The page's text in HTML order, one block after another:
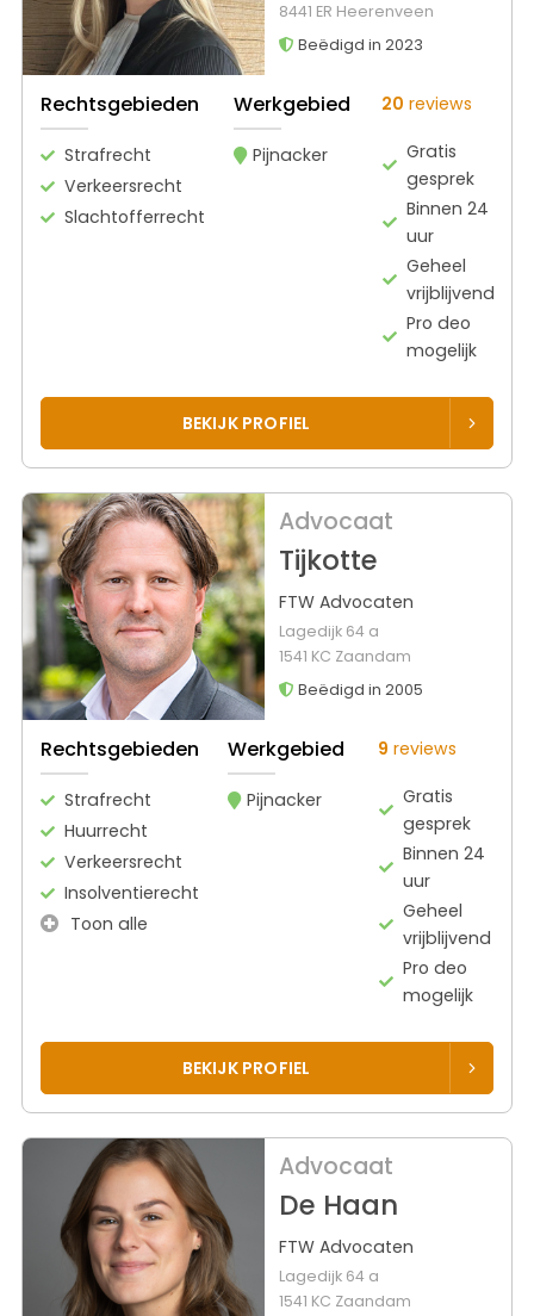
8441 ER Heerenveen
Beëdigd in 2023
Rechtsgebieden
Strafrecht
Verkeersrecht
Slachtofferrecht
Werkgebied
Pijnacker
20 reviews
Gratis
gesprek
Binnen 24
uur
Geheel
vrijblijvend
Pro deo
mogelijk
BEKIJK PROFIEL
Advocaat
Tijkotte
FTW Advocaten
Lagedijk 64 a
1541 KC Zaandam
Beëdigd in 2005
Rechtsgebieden
Strafrecht
Huurrecht
Verkeersrecht
Insolventierecht
Toon alle
Werkgebied
Pijnacker
9 reviews
Gratis
gesprek
Binnen 24
uur
Geheel
vrijblijvend
Pro deo
mogelijk
BEKIJK PROFIEL
Advocaat
De Haan
FTW Advocaten
Lagedijk 64 a
1541 KC Zaandam